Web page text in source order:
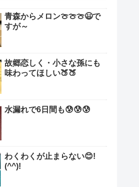
青森からメロン🍈🍈🍈😃で
すが～
故郷恋しく・小さな孫にも
味わってほしい🍑🍑
水漏れで6日間も😰😰😰
わくわくが止まらない😊!
(^^)!